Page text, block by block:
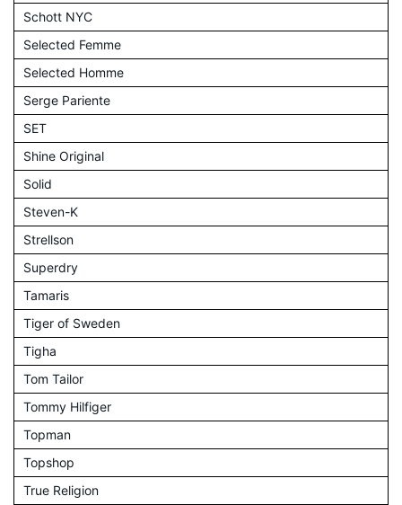
Schott NYC
Selected Femme
Selected Homme
Serge Pariente
SET
Shine Original
Solid
Steven-K
Strellson
Superdry
Tamaris
Tiger of Sweden
Tigha
Tom Tailor
Tommy Hilfiger
Topman
Topshop
True Religion